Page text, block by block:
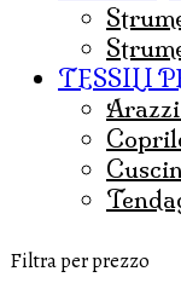
TESSILI
Filtra per prezzo